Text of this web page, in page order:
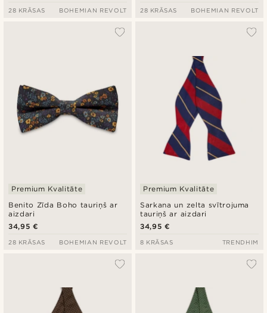
28 KRĀSAS BOHEMIAN REVOLT 28 KRĀSAS BOHEMIAN REVOLT
Benito Zīda Boho tauriņš ar
aizdari
Premium Kvalitāte
34,95 €
28 KRĀSAS BOHEMIAN REVOLT
Sarkana un zelta svītrojuma
tauriņš ar aizdari
Premium Kvalitāte
34,95 €
8 KRĀSAS TRENDHIM